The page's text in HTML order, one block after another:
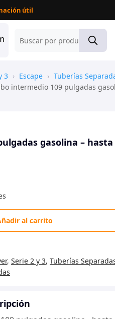
útil
3 › Escape › Tuberías
intermedio 109 pulgadas
gasolina – hasta
al carrito
, Serie 2 y 3, Tuberías